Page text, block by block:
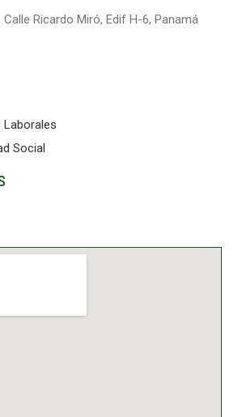
Calle Ricardo Miró, Edif H-6, Panamá
Laborales
Social